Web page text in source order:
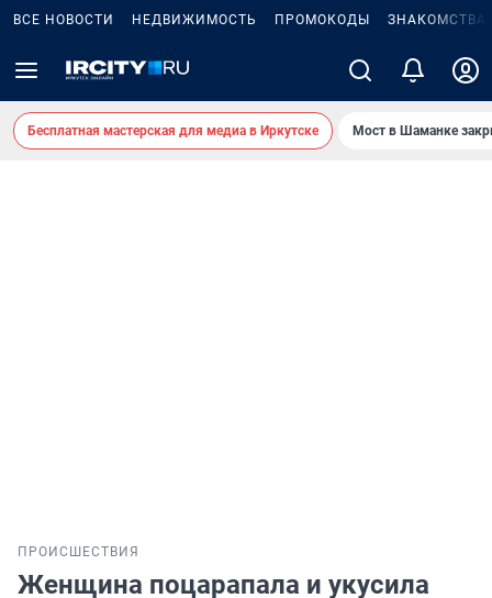
ВСЕ НОВОСТИ НЕДВИЖИМОСТЬ ПРОМОКОДЫ ЗНАКОМСТВА
Бесплатная мастерская для медиа в Иркутске Мост в Шаманке
ПРОИСШЕСТВИЯ
Женщина поцарапала и укусила